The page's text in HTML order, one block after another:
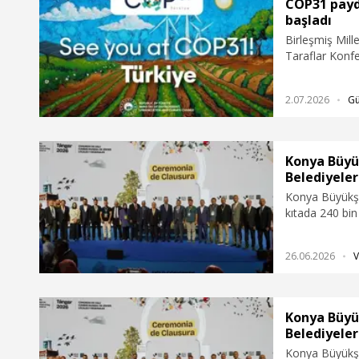
COP31
başladı
Birleşmiş
Taraflar
2.07.2026
Konya
Konya
kıtada 240
Belediyeler
Erdoğan’a
26.06.2026
Konya
Konya